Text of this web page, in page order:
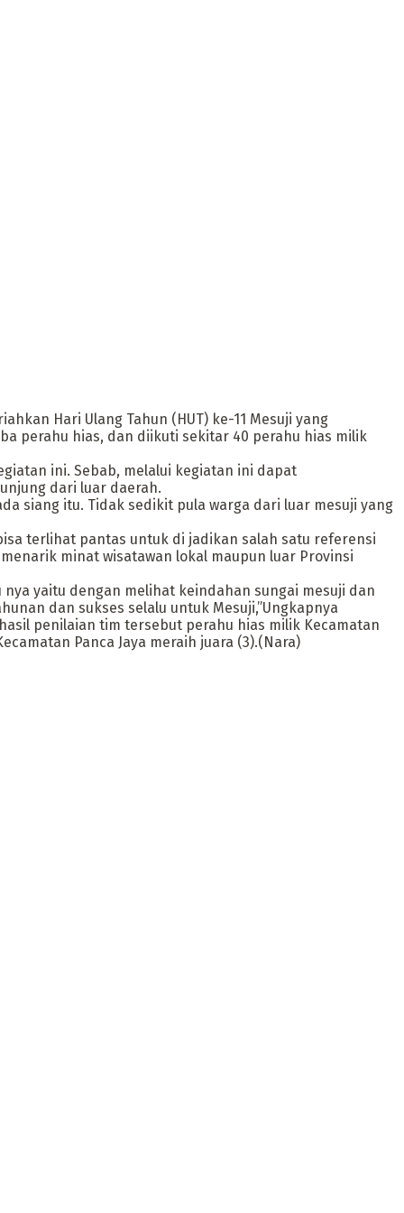
Hari Ulang Tahun (HUT) ke-11 Mesuji yang
perahu hias, dan diikuti sekitar 40 perahu hias milik
ini. Sebab, melalui kegiatan ini dapat
dari luar daerah.
siang itu. Tidak sedikit pula warga dari luar mesuji yang
terlihat pantas untuk di jadikan salah satu referensi
minat wisatawan lokal maupun luar Provinsi
yaitu dengan melihat keindahan sungai mesuji dan
dan sukses selalu untuk Mesuji,”Ungkapnya
penilaian tim tersebut perahu hias milik Kecamatan
Panca Jaya meraih juara (3).(Nara)